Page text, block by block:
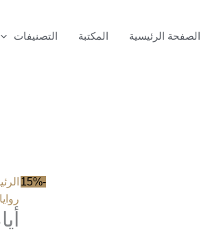
الصفحة الرئيسية المكتبة التصنيفات
-15%